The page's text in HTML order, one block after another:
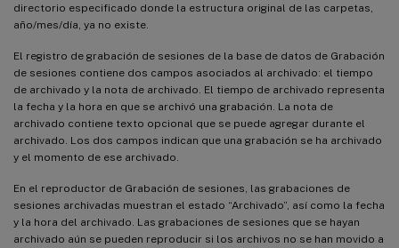
directorio especificado donde la estructura original de las carpetas,
año/mes/día, ya no existe.
El registro de grabación de sesiones de la base de datos de Grabación
de sesiones contiene dos campos asociados al archivado: el tiempo
de archivado y la nota de archivado. El tiempo de archivado representa
la fecha y la hora en que se archivó una grabación. La nota de
archivado contiene texto opcional que se puede agregar durante el
archivado. Los dos campos indican que una grabación se ha archivado
y el momento de ese archivado.
En el reproductor de Grabación de sesiones, las grabaciones de
sesiones archivadas muestran el estado “Archivado”, así como la fecha
y la hora del archivado. Las grabaciones de sesiones que se hayan
archivado aún se pueden reproducir si los archivos no se han movido a